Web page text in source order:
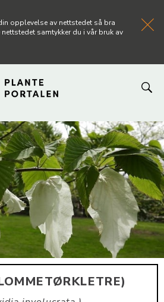
opplevelse av nettstedet så bra
samtykker du i vår bruk av